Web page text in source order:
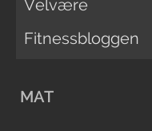
Velvære
Fitnessbloggen
MAT